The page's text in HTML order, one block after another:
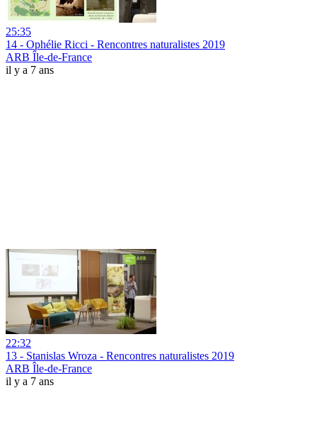
25:35
14 - Ophélie Ricci - Rencontres naturalistes 2019
ARB Île-de-France
il y a 7 ans
22:32
13 - Stanislas Wroza - Rencontres naturalistes 2019
ARB Île-de-France
il y a 7 ans